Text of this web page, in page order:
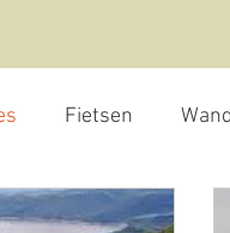
Fietsen
ik vertrek corona